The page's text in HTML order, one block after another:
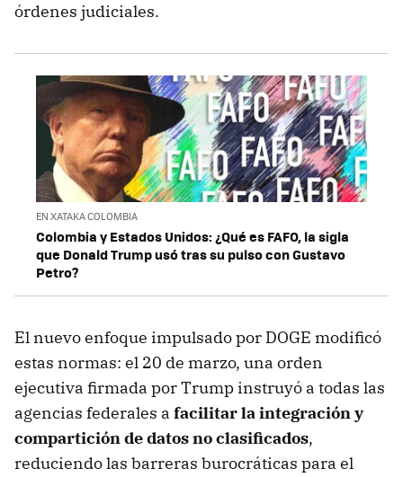
órdenes judiciales.
EN XATAKA COLOMBIA
Colombia y Estados Unidos: ¿Qué es FAFO, la sigla
que Donald Trump usó tras su pulso con Gustavo
Petro?
El nuevo enfoque impulsado por DOGE modificó
estas normas: el 20 de marzo, una orden
ejecutiva firmada por Trump instruyó a todas las
agencias federales a facilitar la integración y
compartición de datos no clasificados,
reduciendo las barreras burocráticas para el